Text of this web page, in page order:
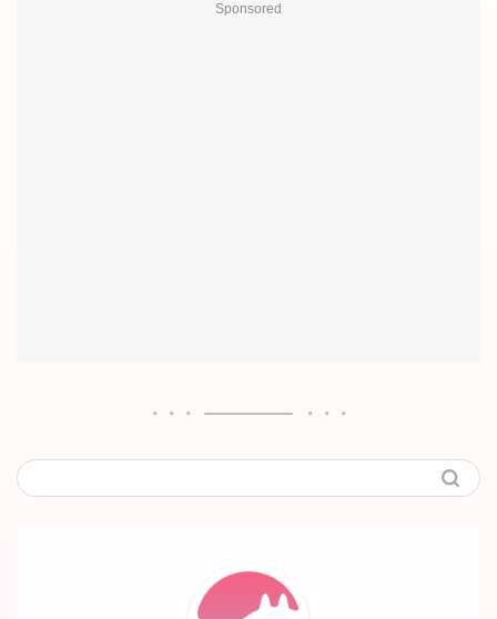
Sponsored